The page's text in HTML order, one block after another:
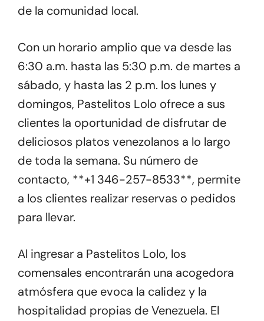
de la comunidad local.
Con un horario amplio que va desde las
6:30 a.m. hasta las 5:30 p.m. de martes a
sábado, y hasta las 2 p.m. los lunes y
domingos, Pastelitos Lolo ofrece a sus
clientes la oportunidad de disfrutar de
deliciosos platos venezolanos a lo largo
de toda la semana. Su número de
contacto, **+1 346-257-8533**, permite
a los clientes realizar reservas o pedidos
para llevar.
Al ingresar a Pastelitos Lolo, los
comensales encontrarán una acogedora
atmósfera que evoca la calidez y la
hospitalidad propias de Venezuela. El